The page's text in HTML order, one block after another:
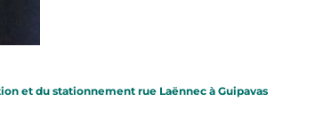
et du stationnement rue Laënnec à Guipavas